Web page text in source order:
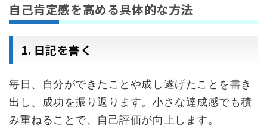
自己肯定感を高める具体的な方法
1. 日記を書く
毎日、自分ができたことや成し遂げたことを書き
出し、成功を振り返ります。小さな達成感でも積
み重ねることで、自己評価が向上します。